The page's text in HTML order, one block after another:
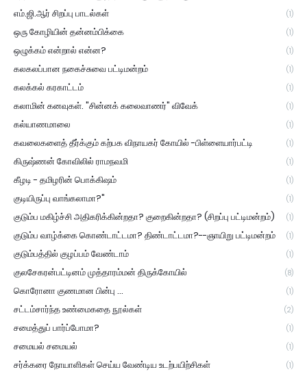
எம்.ஜி.ஆர் சிறப்பு பாடல்கள் (1)
ஒரு கோழியின் தன்னம்பிக்கை (1)
ஒழுக்கம் என்றால் என்ன? (1)
கலகலப்பான நகைச்சுவை பட்டிமன்றம் (1)
கலக்கல் கரகாட்டம் (1)
கலாமின் கனவுகள். "சின்னக் கலைவாணர்" விவேக் (1)
கல்யாணமாலை (1)
கவலைகளைத் தீர்க்கும் கற்பக விநாயகர் கோயில் -பிள்ளையார்பட்டி (1)
கிருஷ்ணன் கோவிலில் ராமநவமி (1)
கீழடி - தமிழரின் பொக்கிஷம் (1)
குடியிருப்பு வாங்கலாமா?" (1)
குடும்ப மகிழ்ச்சி அதிகரிக்கின்றதா? குறைகின்றதா? (சிறப்பு பட்டிமன்றம்) (1)
குடும்ப வாழ்க்கை கொண்டாட்டமா? திண்டாட்டமா?--ஞாயிறு பட்டிமன்றம் (1)
குடும்பத்தில் குழப்பம் வேண்டாம் (1)
குலசேகரன்பட்டினம் முத்தாரம்மன் திருக்கோயில் (8)
கொரோனா குணமான பின்பு ... (1)
சட்டம்சார்ந்த உண்மைகதை நூல்கள் (2)
சமைத்துப் பார்ப்போமா? (1)
சமையல் சமையல் (1)
சர்க்கரை நோயாளிகள் செய்ய வேண்டிய உடற்பயிற்சிகள் (1)